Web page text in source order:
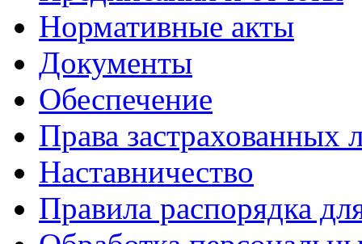
Нормативные акты
Документы
Обеспечение
Права застрахованных
Наставничество
Правила распорядка